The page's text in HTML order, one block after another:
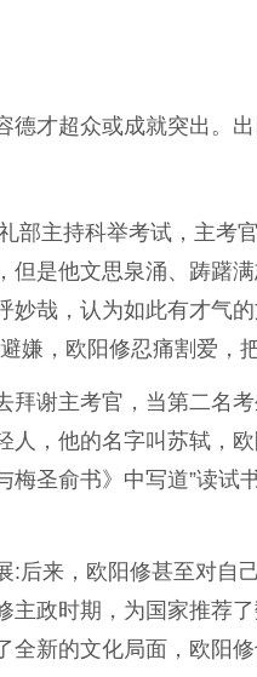
才超众或成就突出。出
部主持科举考试，主考
但是他文思泉涌、踌躇
妙哉，认为如此有才气
嫌，欧阳修忍痛割爱，
拜谢主考官，当第二名
，他的名字叫苏轼，
梅圣俞书》中写道”读
:后来，欧阳修甚至对
政时期，为国家推荐
新的文化局面，欧阳修